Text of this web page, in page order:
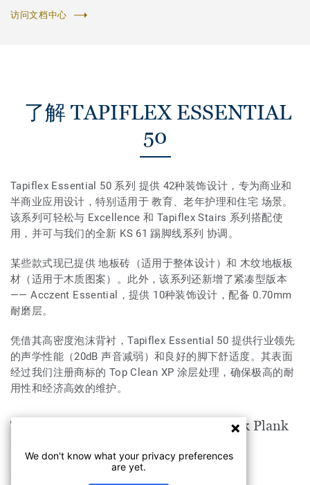
访问文档中心
了解 TAPIFLEX ESSENTIAL
50
Tapiflex Essential 50 系列 提供 42种装饰设计，专为商业和
半商业应用设计，特别适用于 教育、老年护理和住宅 场景。
该系列可轻松与 Excellence 和 Tapiflex Stairs 系列搭配使
用，并可与我们的全新 KS 61 踢脚线系列 协调。
某些款式现已提供 地板砖（适用于整体设计）和 木纹地板板
材（适用于木质图案）。此外，该系列还新增了紧凑型版本
—— Acczent Essential，提供 10种装饰设计，配备 0.70mm
耐磨层。
凭借其高密度泡沫背衬，Tapiflex Essential 50 提供行业领先
的声学性能（20dB 声音减弱）和良好的脚下舒适度。其表面
经过我们注册商标的 Top Clean XP 涂层处理，确保极高的耐
用性和经济高效的维护。
TAPIFLEX ESSENTIAL 50 Citizen Oak Plank
We don't know what your privacy preferences
are yet.